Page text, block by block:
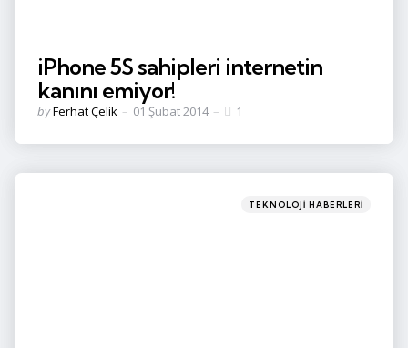
iPhone 5S sahipleri internetin
kanını emiyor!
Posted
byFerhat Çelik 01 Şubat 2014 1
Categories
Posted
TEKNOLOJI HABERLERI